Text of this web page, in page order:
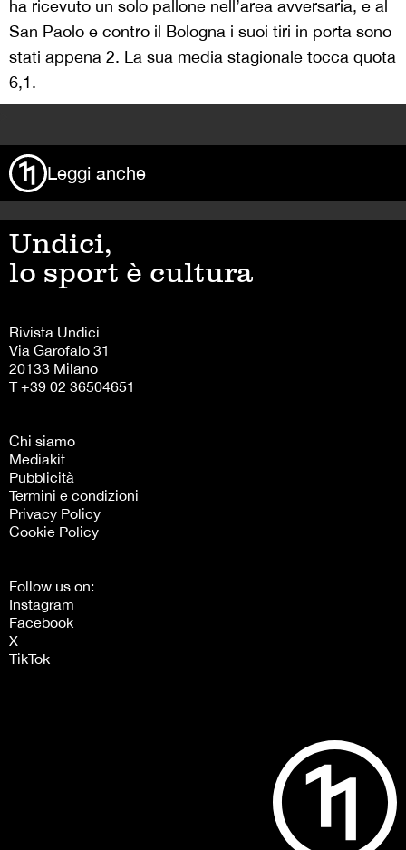
ha ricevuto un solo pallone nell’area avversaria, e al
San Paolo e contro il Bologna i suoi tiri in porta sono
stati appena 2. La sua media stagionale tocca quota
6,1.
Leggi anche
Undici,
lo sport è cultura
Rivista Undici
Via Garofalo 31
20133 Milano
T +39 02 36504651
Chi siamo
Mediakit
Pubblicità
Termini e condizioni
Privacy Policy
Cookie Policy
Follow us on:
Instagram
Facebook
X
TikTok